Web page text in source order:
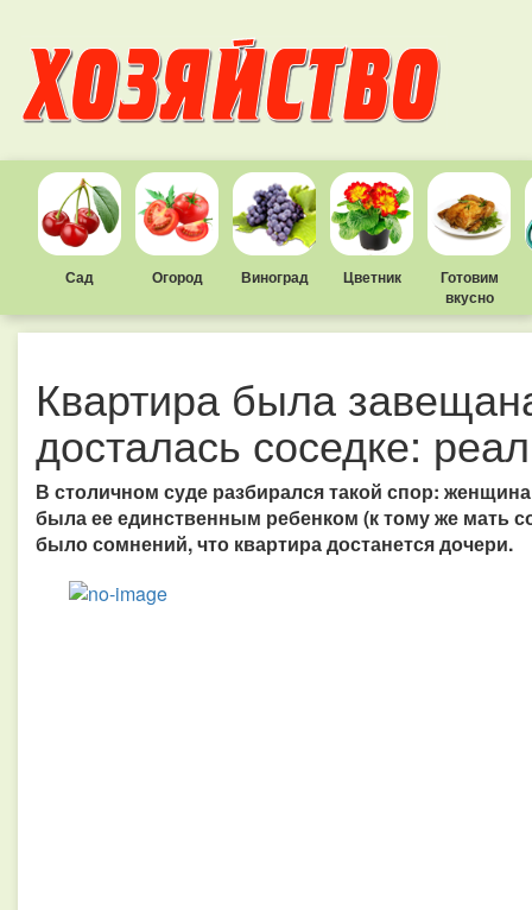
Сад Огород Виноград Цветник
Готовим
вкусно
Квартира была
досталась соседке:
В столичном суде разбирался такой спор:
была ее единственным ребенком (к тому же мать
было сомнений, что квартира достанется дочери.